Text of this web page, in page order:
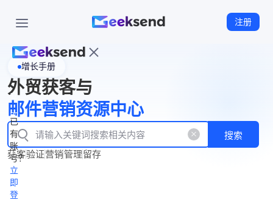
注册
页
WhatsApp
企业号
New
产
品
功
能
产
品
价
格
资
源
中
立
即
注
册
已
有
账
号？
立
即
登
增长手册
外贸获客与
邮件营销资源中心
搜索
获客验证营销管理留存